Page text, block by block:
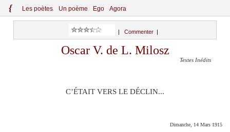
{ Les poètes Un poème Ego Agora
Commenter
Oscar V. de L. Milosz
Textes Inédits
C’ÉTAIT VERS LE DÉCLIN...
Dimanche, 14 Mars 1915